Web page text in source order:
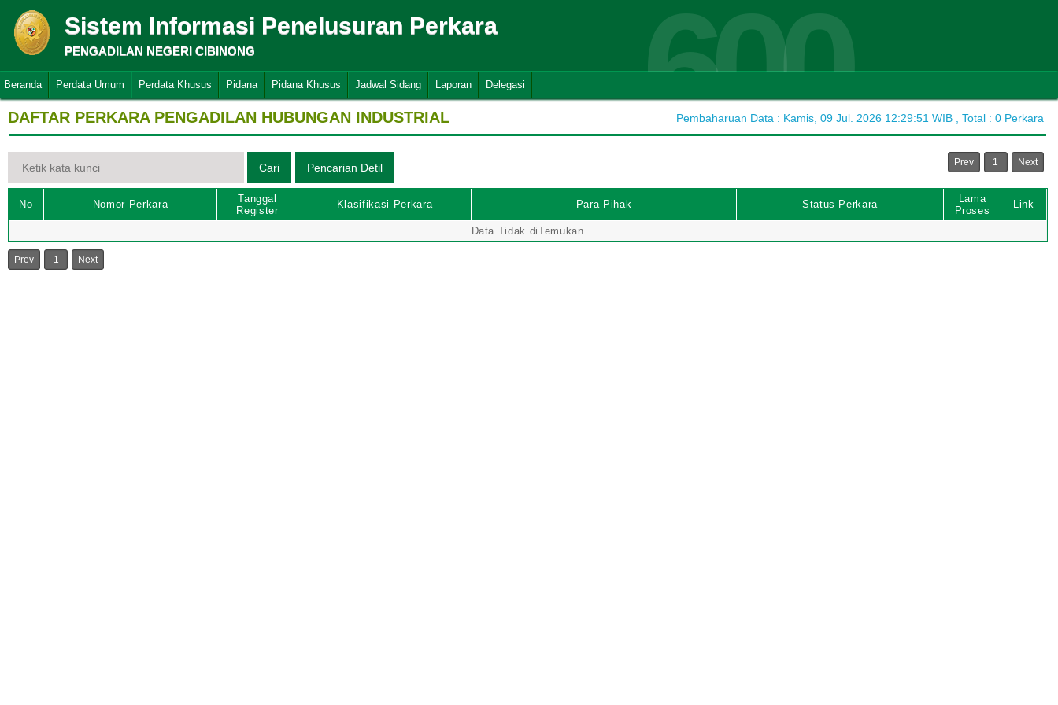
Sistem Informasi Penelusuran Perkara
PENGADILAN NEGERI CIBINONG 600
Beranda Perdata Umum Perdata Khusus Pidana Pidana Khusus Jadwal Sidang Laporan Delegasi
DAFTAR PERKARA PENGADILAN HUBUNGAN INDUSTRIAL Pembaharuan Data : Kamis, 09 Jul. 2026 12:29:51 WIB , Total : 0 Perkara
Prev 1 Next
No Nomor Perkara
Tanggal
Register
Klasifikasi Perkara Para Pihak Status Perkara
Lama
Proses
Link
Data Tidak diTemukan
Prev 1 Next